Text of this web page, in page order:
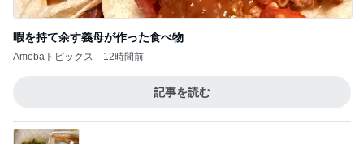
暇を持て余す義母が作った食べ物
Amebaトピックス 12時間前
記事を読む